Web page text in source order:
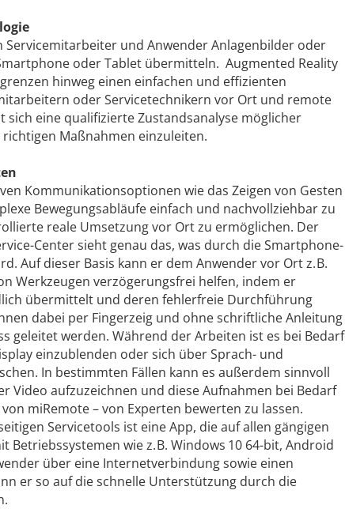
und Anwender Anlagenbilder oder
oder Tablet übermitteln. Augmented Reality
hinweg einen einfachen und effizienten
oder Servicetechnikern vor Ort und remote
sich eine qualifizierte Zustandsanalyse möglicher
Maßnahmen einzuleiten.
Kommunikationsoptionen wie das Zeigen von Gesten
Bewegungsabläufe einfach und nachvollziehbar zu
reale Umsetzung vor Ort zu ermöglichen. Der
Center sieht genau das, was durch die Smartphone-
Auf dieser Basis kann er dem Anwender vor Ort z. B.
Werkzeugen verzögerungsfrei helfen, indem er
übermittelt und deren fehlerfreie Durchführung
dabei per Fingerzeig und ohne schriftliche Anleitung
geleitet werden. Während der Arbeiten ist es bei Bedarf
einzublenden oder sich über Sprach- und
In bestimmten Fällen kann es außerdem sinnvoll
Video aufzuzeichnen und diese Aufnahmen bei Bedarf
miRemote – von Experten bewerten zu lassen.
Servicetools ist eine App, die auf allen gängigen
wie z. B. Windows 10 64-bit, Android
über eine Internetverbindung sowie einen
er so auf die schnelle Unterstützung durch die